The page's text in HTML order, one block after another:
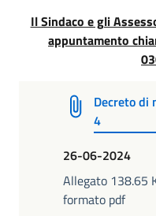
Il Sindaco e gli
appuntamento
Decreto di
4
26-06-2024
Allegato 138.65
formato pdf